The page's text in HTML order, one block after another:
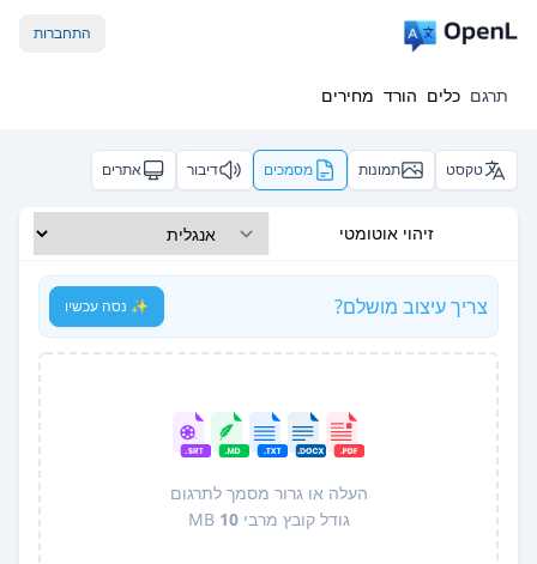
התחברות
תרגם כלים הורד מחירים
טקסט תמונות מסמכים דיבור אתרים
זיהוי אוטומטי
צריך עיצוב מושלם? ✨ נסה עכשיו
העלה או גרור מסמך לתרגום
גודל קובץ מרבי10
MB